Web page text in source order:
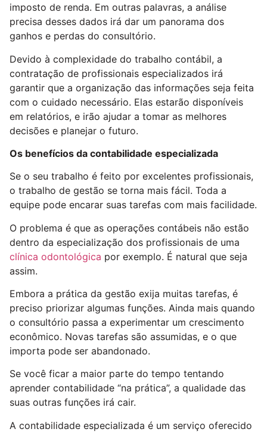
imposto de renda. Em outras palavras, a análise
precisa desses dados irá dar um panorama dos
ganhos e perdas do consultório.
Devido à complexidade do trabalho contábil, a
contratação de profissionais especializados irá
garantir que a organização das informações seja feita
com o cuidado necessário. Elas estarão disponíveis
em relatórios, e irão ajudar a tomar as melhores
decisões e planejar o futuro.
Os benefícios da contabilidade especializada
Se o seu trabalho é feito por excelentes profissionais,
o trabalho de gestão se torna mais fácil. Toda a
equipe pode encarar suas tarefas com mais facilidade.
O problema é que as operações contábeis não estão
dentro da especialização dos profissionais de uma
clínica odontológica por exemplo. É natural que seja
assim.
Embora a prática da gestão exija muitas tarefas, é
preciso priorizar algumas funções. Ainda mais quando
o consultório passa a experimentar um crescimento
econômico. Novas tarefas são assumidas, e o que
importa pode ser abandonado.
Se você ficar a maior parte do tempo tentando
aprender contabilidade “na prática”, a qualidade das
suas outras funções irá cair.
A contabilidade especializada é um serviço oferecido